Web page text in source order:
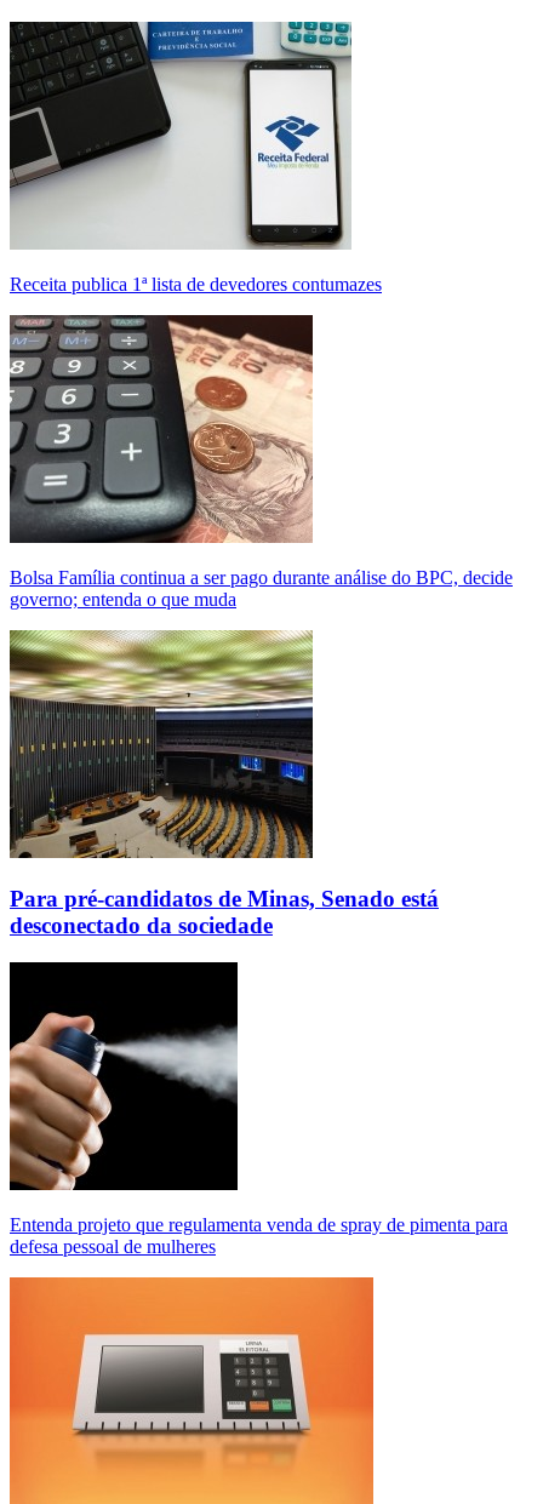
Receita publica 1ª lista de devedores contumazes
Bolsa Família continua a ser pago durante análise do BPC, decide
governo; entenda o que muda
Para pré-candidatos de Minas, Senado está
desconectado da sociedade
Entenda projeto que regulamenta venda de spray de pimenta para
defesa pessoal de mulheres